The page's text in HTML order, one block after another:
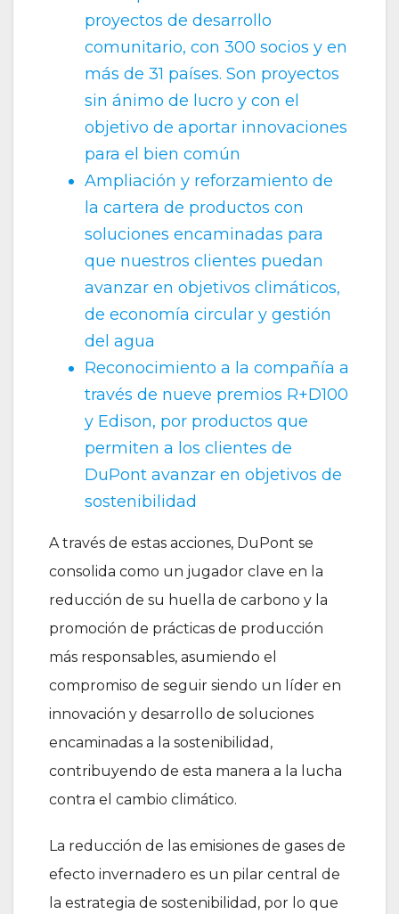
proyectos de desarrollo
comunitario, con 300 socios y en
más de 31 países. Son proyectos
sin ánimo de lucro y con el
objetivo de aportar innovaciones
para el bien común
Ampliación y reforzamiento de
la cartera de productos con
soluciones encaminadas para
que nuestros clientes puedan
avanzar en objetivos climáticos,
de economía circular y gestión
del agua
Reconocimiento a la compañía a
través de nueve premios R+D100
y Edison, por productos que
permiten a los clientes de
DuPont avanzar en objetivos de
sostenibilidad
A través de estas acciones, DuPont se
consolida como un jugador clave en la
reducción de su huella de carbono y la
promoción de prácticas de producción
más responsables, asumiendo el
compromiso de seguir siendo un líder en
innovación y desarrollo de soluciones
encaminadas a la sostenibilidad,
contribuyendo de esta manera a la lucha
contra el cambio climático.
La reducción de las emisiones de gases de
efecto invernadero es un pilar central de
la estrategia de sostenibilidad, por lo que